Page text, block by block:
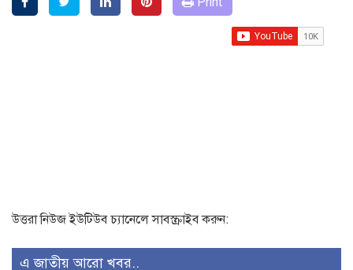
উত্তরা নিউজ ইউটিউব চ্যানেলে সাবস্ক্রাইব করুন:
এ জাতীয় আরো খবর..